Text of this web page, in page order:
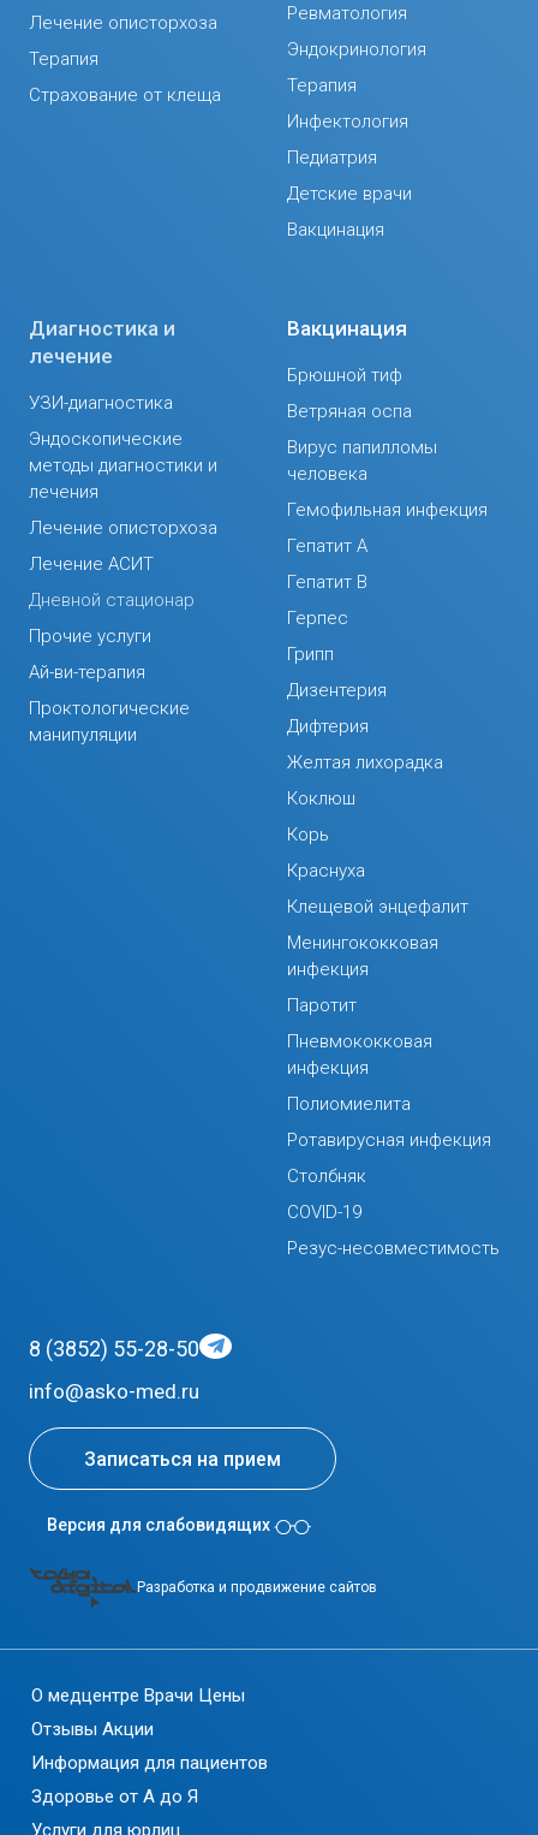
Лечение описторхоза
Терапия
Страхование от клеща
Ревматология
Эндокринология
Терапия
Инфектология
Педиатрия
Детские врачи
Вакцинация
Диагностика и
лечение
УЗИ-диагностика
Эндоскопические
методы диагностики и
лечения
Лечение описторхоза
Лечение АСИТ
Дневной стационар
Прочие услуги
Ай-ви-терапия
Проктологические
манипуляции
Вакцинация
Брюшной тиф
Ветряная оспа
Вирус папилломы
человека
Гемофильная инфекция
Гепатит А
Гепатит В
Герпес
Грипп
Дизентерия
Дифтерия
Желтая лихорадка
Коклюш
Корь
Краснуха
Клещевой энцефалит
Менингококковая
инфекция
Паротит
Пневмококковая
инфекция
Полиомиелита
Ротавирусная инфекция
Столбняк
COVID-19
Резус-несовместимость
8 (3852) 55-28-50
info@asko-med.ru
Записаться на прием
Версия для слабовидящих
Разработка и продвижение сайтов
О медцентре Врачи Цены
Отзывы Акции
Информация для пациентов
Здоровье от А до Я
Услуги для юрлиц